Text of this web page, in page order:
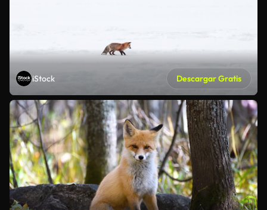
iStock Descargar Gratis